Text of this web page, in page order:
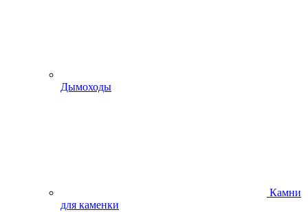
Дымоходы
Камни
для каменки